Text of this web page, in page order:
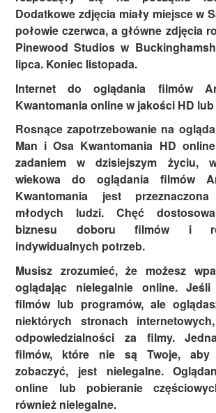
Dodatkowe zdjęcia miały miejsce w
połowie czerwca, a główne zdjęcia
Pinewood Studios w
lipca. Koniec listopada.
Internet do oglądania filmów
Kwantomania online w jakości HD
Rosnące zapotrzebowanie na
Man i Osa Kwantomania HD
zadaniem w dzisiejszym życiu,
wiekowa do oglądania filmów
Kwantomania jest
młodych ludzi. Chęć
biznesu doboru filmów i
indywidualnych potrzeb.
Musisz zrozumieć, że możesz
oglądając nielegalnie online.
filmów lub programów, ale
niektórych stronach
odpowiedzialności za filmy.
filmów, które nie są Twoje,
zobaczyć, jest nielegalne.
online lub pobieranie
również nielegalne.